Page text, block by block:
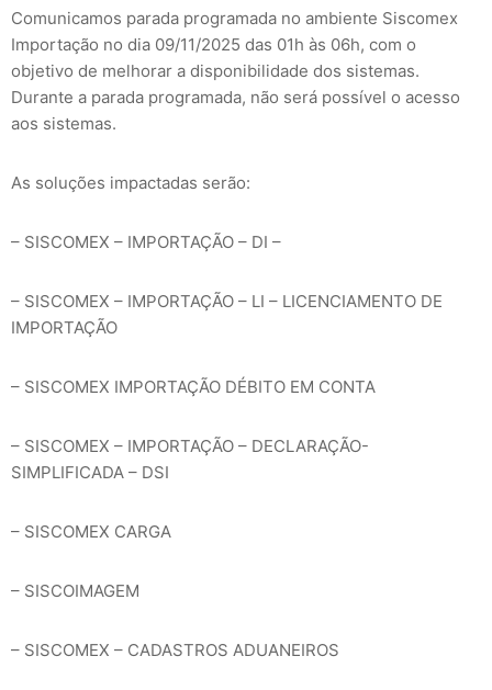
Comunicamos parada programada no ambiente Siscomex
Importação no dia 09/11/2025 das 01h às 06h, com o
objetivo de melhorar a disponibilidade dos sistemas.
Durante a parada programada, não será possível o acesso
aos sistemas.
As soluções impactadas serão:
– SISCOMEX – IMPORTAÇÃO – DI –
– SISCOMEX – IMPORTAÇÃO – LI – LICENCIAMENTO DE
IMPORTAÇÃO
– SISCOMEX IMPORTAÇÃO DÉBITO EM CONTA
– SISCOMEX – IMPORTAÇÃO – DECLARAÇÃO-
SIMPLIFICADA – DSI
– SISCOMEX CARGA
– SISCOIMAGEM
– SISCOMEX – CADASTROS ADUANEIROS